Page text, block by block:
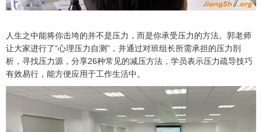
人生之中能将你击垮的并不是压力，而是你承受压力的方法。郭老师
让大家进行了“心理压力自测”，并通过对班组长所需承担的压力剖
析，寻找压力源，分享26种常见的减压方法，学员表示压力疏导技巧
有效易行，能方便应用于工作生活中。